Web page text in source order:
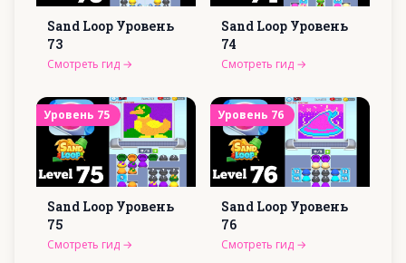
Sand Loop Уровень
73
Смотреть гид →
Sand Loop Уровень
74
Смотреть гид →
Уровень 75
Sand Loop Уровень
75
Смотреть гид →
Уровень 76
Sand Loop Уровень
76
Смотреть гид →